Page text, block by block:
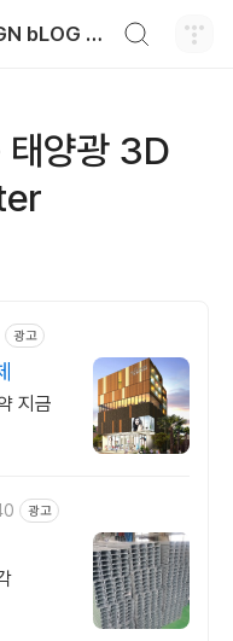
♨ mONSTER dESIGN bLOG - 몬스터디자인 블로그
태양광 3D
광고
지금
광고